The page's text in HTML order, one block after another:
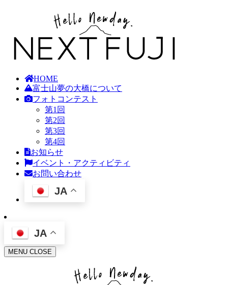
HOME
富士山夢の大橋について
フォトコンテスト
第1回
第2回
第3回
第4回
お知らせ
イベント・アクティビティ
お問い合わせ
JA
JA
MENU CLOSE